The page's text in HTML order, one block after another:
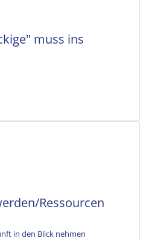
muss ins
Ressourcen
in den Blick nehmen